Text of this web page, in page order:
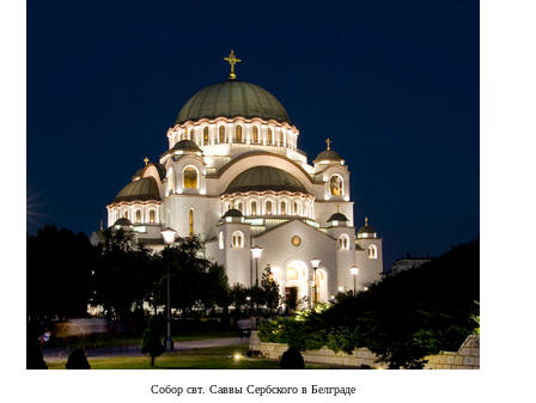
Собор свт. Саввы Сербского в Белграде